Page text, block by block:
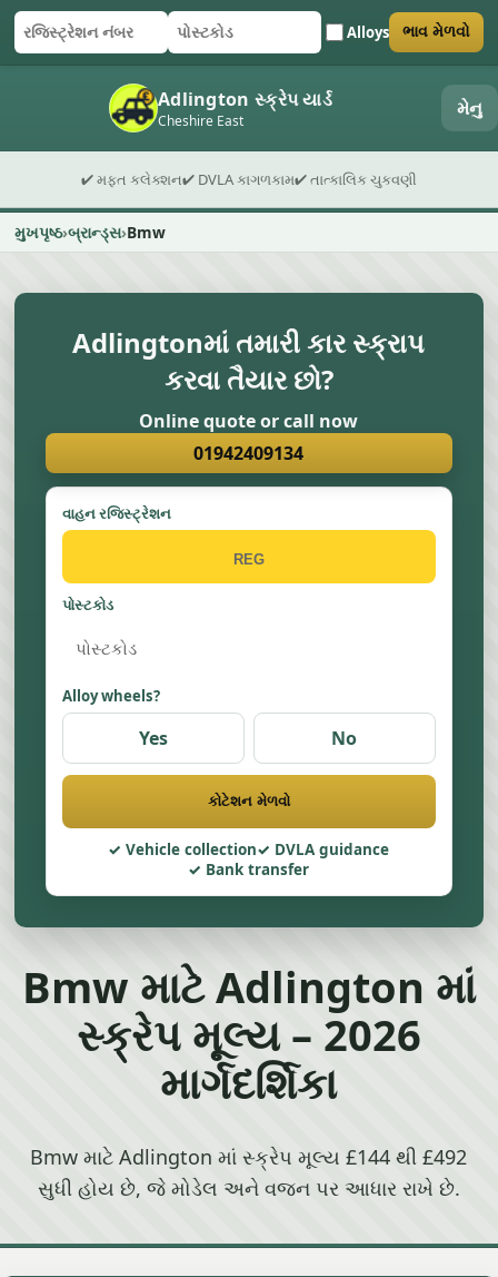
રજિસ્ટ્રેશન નંબર
પોસ્ટકોડ Alloys
ફોર્મ સબમિટ કરો ભાવ મેળવો
Adlington સ્ક્રેપ યાર્ડ
Cheshire East મેનુ
✔ મફત કલેક્શન✔ DVLA કાગળકામ✔ તાત્કાલિક ચુકવણી
મુખપૃષ્ઠ બ્રાન્ડ્સ Bmw
Adlingtonમાં તમારી કાર સ્ક્રાપ
કરવા તૈયાર છો?
Online quote or call now
01942409134
વાહન રજિસ્ટ્રેશન
પોસ્ટકોડ
Alloy wheels?
Yes No
કોટેશન મેળવો
Vehicle collection
DVLA guidance
Bank transfer
Bmw માટે Adlington માં
સ્ક્રેપ મૂલ્ય – 2026
માર્ગદર્શિકા
Bmw માટે Adlington માં સ્ક્રેપ મૂલ્ય £144 થી £492
સુધી હોય છે, જે મોડેલ અને વજન પર આધાર રાખે છે.